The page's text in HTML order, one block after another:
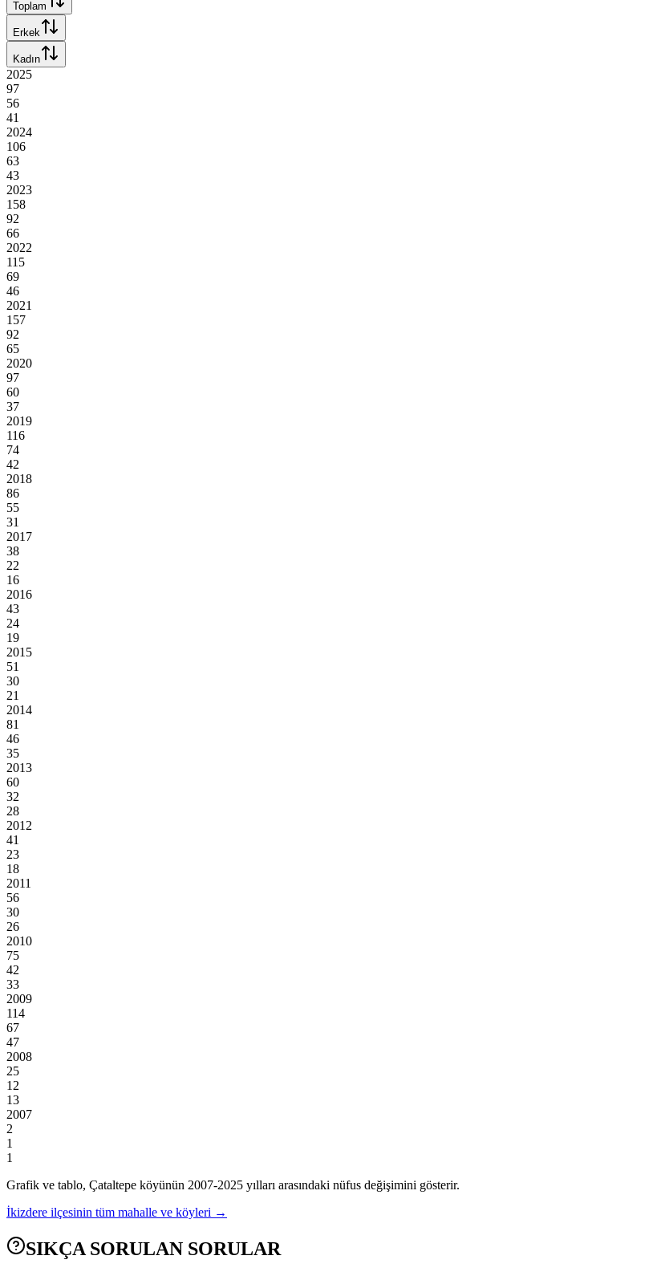
Toplam
Erkek
Kadın
2025
97
56
41
2024
106
63
43
2023
158
92
66
2022
115
69
46
2021
157
92
65
2020
97
60
37
2019
116
74
42
2018
86
55
31
2017
38
22
16
2016
43
24
19
2015
51
30
21
2014
81
46
35
2013
60
32
28
2012
41
23
18
2011
56
30
26
2010
75
42
33
2009
114
67
47
2008
25
12
13
2007
2
1
1
Grafik ve tablo, Çataltepe köyünün 2007-2025 yılları arasındaki nüfus değişimini gösterir.
İkizdere ilçesinin tüm mahalle ve köyleri →
SIKÇA SORULAN SORULAR